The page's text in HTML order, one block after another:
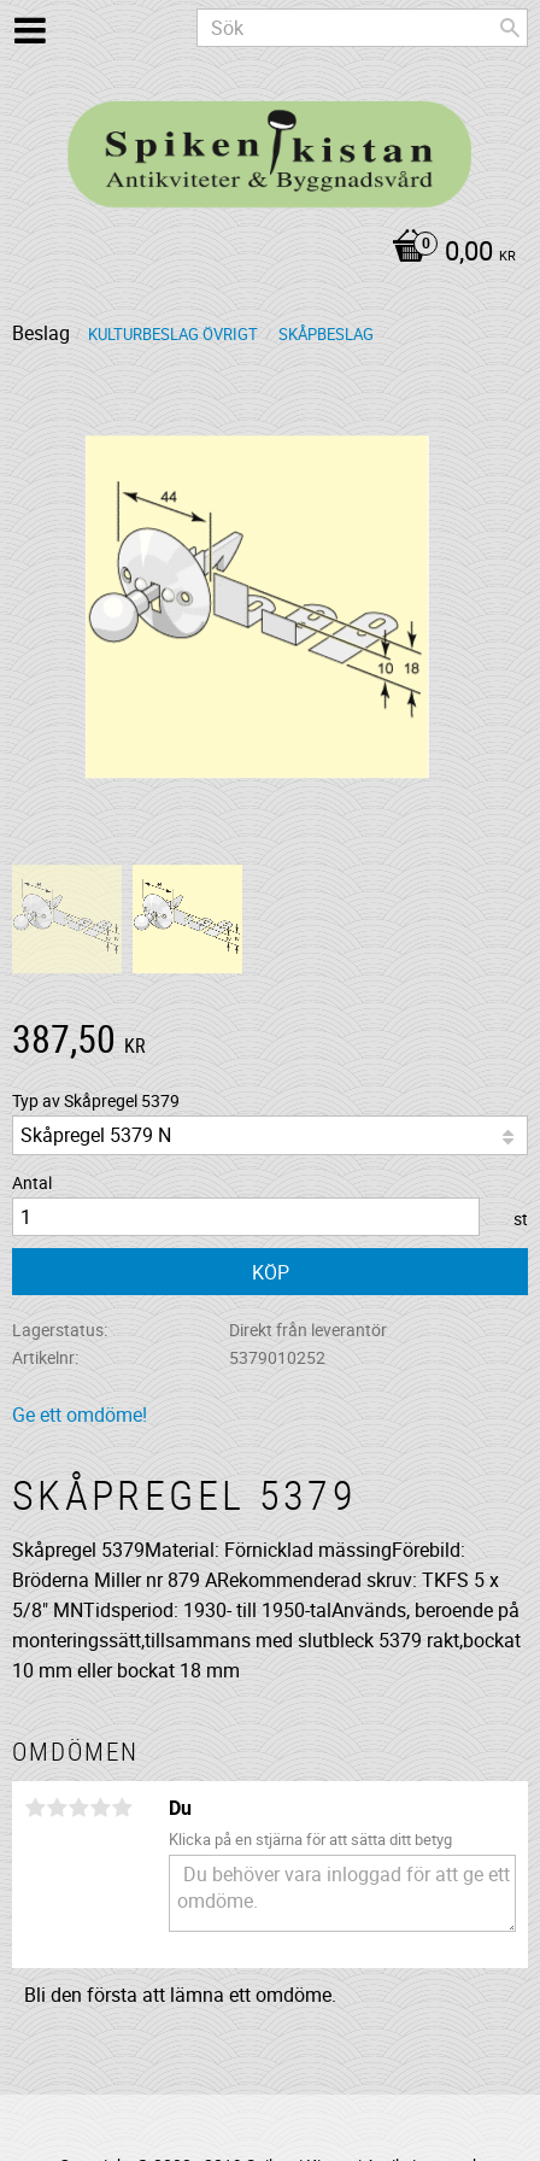
0,00 KR
Beslag KULTURBESLAG ÖVRIGT SKÅPBESLAG
387,50 KR
Typ av Skåpregel 5379
Antal
st
KÖP
Lagerstatus
Direkt från leverantör
Artikelnr
5379010252
Ge ett omdöme!
SKÅPREGEL 5379
Skåpregel 5379Material: Förnicklad mässingFörebild:
Bröderna Miller nr 879 ARekommenderad skruv: TKFS 5 x
5/8" MNTidsperiod: 1930- till 1950-talAnvänds, beroende på
monteringssätt,tillsammans med slutbleck 5379 rakt,bockat
10 mm eller bockat 18 mm
OMDÖMEN
Du
Klicka på en stjärna för att sätta ditt betyg
Bli den första att lämna ett omdöme.